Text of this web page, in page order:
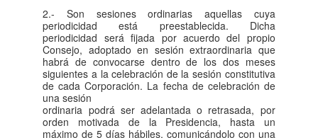
2.- Son sesiones ordinarias aquellas cuya
periodicidad está preestablecida. Dicha
periodicidad será fijada por acuerdo del propio
Consejo, adoptado en sesión extraordinaria que
habrá de convocarse dentro de los dos meses
siguientes a la celebración de la sesión constitutiva
de cada Corporación. La fecha de celebración de
una sesión
ordinaria podrá ser adelantada o retrasada, por
orden motivada de la Presidencia, hasta un
máximo de 5 días hábiles, comunicándolo con una